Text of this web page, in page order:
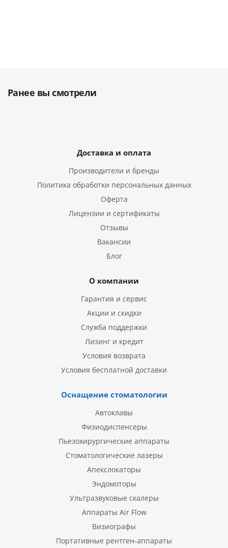
Ранее вы смотрели
Доставка и оплата
Производители и бренды
Политика обработки персональных данных
Оферта
Лицензии и сертификаты
Отзывы
Вакансии
Блог
О компании
Гарантия и сервис
Акции и скидки
Служба поддержки
Лизинг и кредит
Условия возврата
Условия бесплатной доставки
Оснащение стоматологии
Автоклавы
Физиодиспенсеры
Пьезохирургические аппараты
Стоматологические лазеры
Апекслокаторы
Эндомоторы
Ультразвуковые скалеры
Аппараты Air Flow
Визиографы
Портативные рентген-аппараты